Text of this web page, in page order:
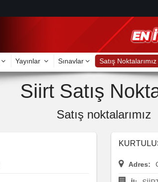
Yayınlar Sınavlar Satış Noktalarımız
Siirt Satış
Satış noktalarımız
Adres: